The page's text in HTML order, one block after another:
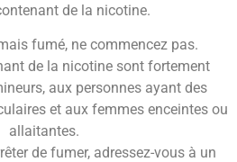
pour publier un
de la nicotine.
fumé, ne commencez pas.
de la nicotine sont fortement
aux personnes ayant des
et aux femmes enceintes ou
allaitantes.
de fumer, adressez-vous à un